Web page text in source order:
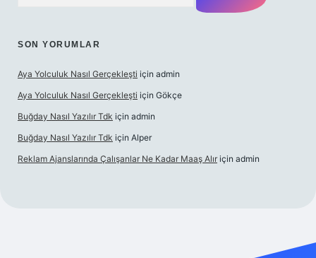
SON YORUMLAR
Aya Yolculuk Nasıl Gerçekleşti için admin
Aya Yolculuk Nasıl Gerçekleşti için Gökçe
Buğday Nasıl Yazılır Tdk için admin
Buğday Nasıl Yazılır Tdk için Alper
Reklam Ajanslarında Çalışanlar Ne Kadar Maaş Alır için admin